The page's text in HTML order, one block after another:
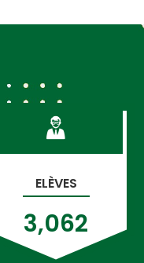
ELÈVES
3,062